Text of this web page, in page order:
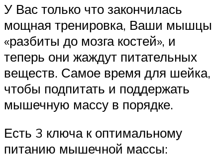
У Вас только что закончилась
мощная тренировка, Ваши мышцы
«разбиты до мозга костей», и
теперь они жаждут питательных
веществ. Самое время для шейка,
чтобы подпитать и поддержать
мышечную массу в порядке.
Есть 3 ключа к оптимальному
питанию мышечной массы: